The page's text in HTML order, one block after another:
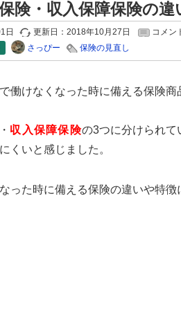
険・収入保障保険の違
日 更新日：2018年10月27日
コメン
さっぴー 保険の見直し
働けなくなった時に備える保険商
・ 収入保障保険の3つに分けられて
くいと感じました。
った時に備える保険の違いや特徴